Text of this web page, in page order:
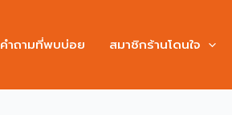
คำถามที่พบบ่อย สมาชิกร้านโดนใจ